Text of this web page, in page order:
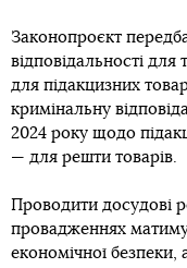
Законопроєкт
відповідальності для
для підакцизних
кримінальну
2024 року щодо
— для решти товарів.
Проводити досудові
провадженнях
економічної